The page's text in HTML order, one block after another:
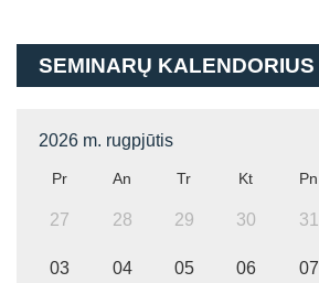
SEMINARŲ KALENDORIUS
2026 m. rugpjūtis
Pr An Tr Kt Pn
27 28 29 30 31
03 04 05 06 07